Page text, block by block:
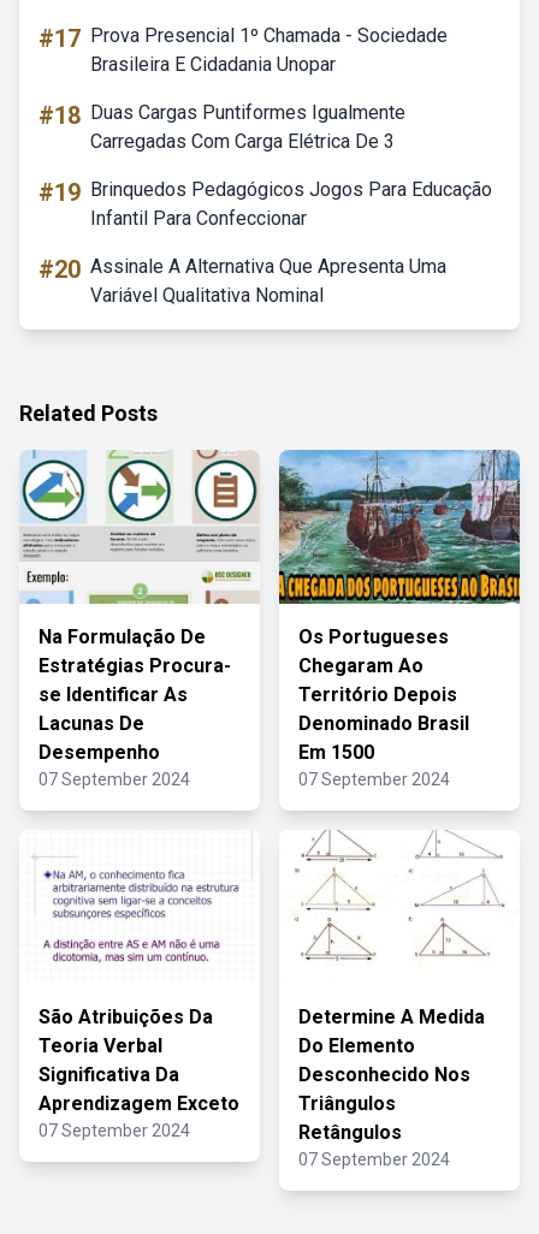
#17 Prova Presencial 1º Chamada - Sociedade
Brasileira E Cidadania Unopar
#18 Duas Cargas Puntiformes Igualmente
Carregadas Com Carga Elétrica De 3
#19 Brinquedos Pedagógicos Jogos Para Educação
Infantil Para Confeccionar
#20 Assinale A Alternativa Que Apresenta Uma
Variável Qualitativa Nominal
Related Posts
Na Formulação De
Estratégias Procura-
se Identificar As
Lacunas De
Desempenho
07 September 2024
Os Portugueses
Chegaram Ao
Território Depois
Denominado Brasil
Em 1500
07 September 2024
São Atribuições Da
Teoria Verbal
Significativa Da
Aprendizagem Exceto
07 September 2024
Determine A Medida
Do Elemento
Desconhecido Nos
Triângulos
Retângulos
07 September 2024